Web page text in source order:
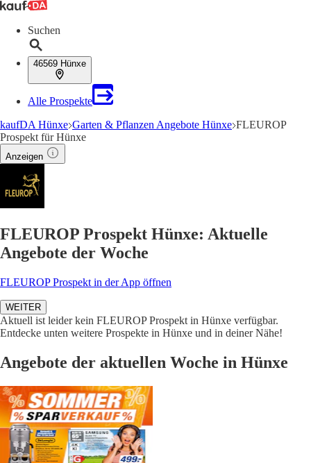
Suchen
46569 Hünxe
Alle Prospekte
kaufDA Hünxe Garten & Pflanzen Angebote Hünxe FLEUROP
Prospekt für Hünxe
Anzeigen
FLEUROP Prospekt Hünxe: Aktuelle
Angebote der Woche
FLEUROP Prospekt in der App öffnen
WEITER
Aktuell ist leider kein FLEUROP Prospekt in Hünxe verfügbar.
Entdecke unten weitere Prospekte in Hünxe und in deiner Nähe!
Angebote der aktuellen Woche in Hünxe